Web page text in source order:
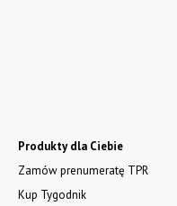
Produkty dla Ciebie
Zamów prenumeratę TPR
Kup Tygodnik